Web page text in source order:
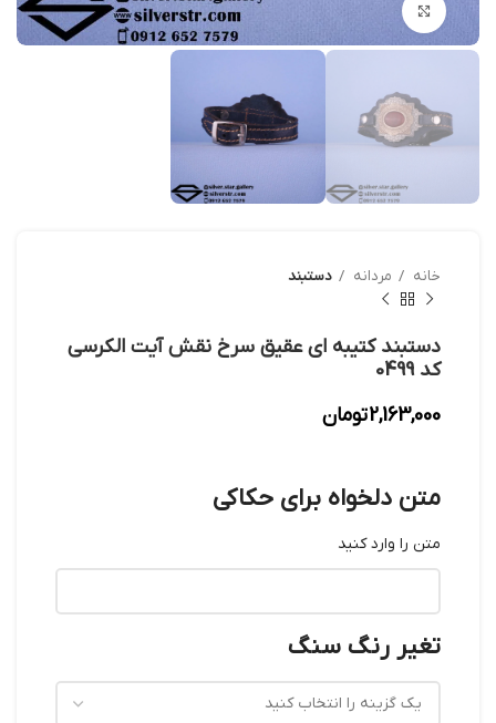
بزرگنمایی تصویر
خانه مردانه دستبند
دستبند کتیبه ای عقیق سرخ نقش آیت الکرسی
کد 0499
2,163,000تومان
متن دلخواه برای حکاکی
متن را وارد کنید
تغیر رنگ سنگ